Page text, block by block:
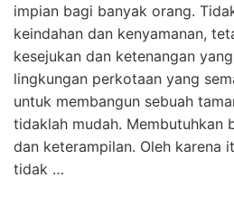
impian bagi banyak orang.
keindahan dan kenyamanan,
kesejukan dan ketenangan
lingkungan perkotaan yang
untuk membangun sebuah
tidaklah mudah. Membutuhkan
dan keterampilan. Oleh karena
tidak …